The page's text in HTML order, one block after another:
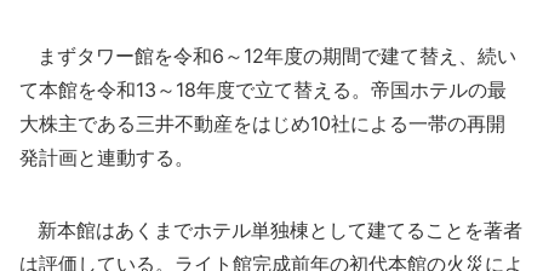
まずタワー館を令和6～12年度の期間で建て替え、続い
て本館を令和13～18年度で立て替える。帝国ホテルの最
大株主である三井不動産をはじめ10社による一帯の再開
発計画と連動する。
新本館はあくまでホテル単独棟として建てることを著者
は評価している。ライト館完成前年の初代本館の火災によ